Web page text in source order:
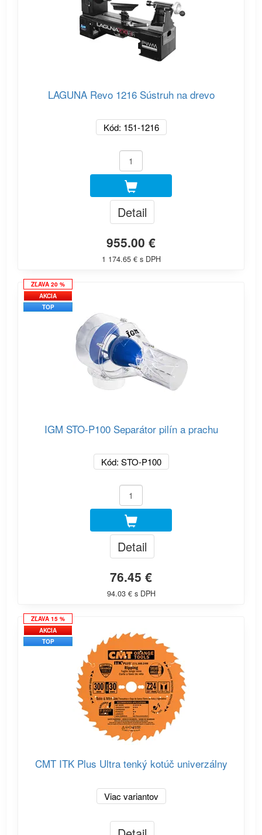
LAGUNA Revo 1216 Sústruh na drevo
Kód: 151-1216
Detail
955.00 €
1 174.65 € s DPH
ZĽAVA 20 %
AKCIA
TOP
IGM STO-P100 Separátor pilín a prachu
Kód: STO-P100
Detail
76.45 €
94.03 € s DPH
ZĽAVA 15 %
AKCIA
TOP
CMT ITK Plus Ultra tenký kotúč univerzálny
Viac variantov